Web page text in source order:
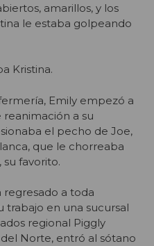
amarillos, y los
le estaba golpeando
Kristina.
Emily empezó a
a su
el pecho de Joe,
que le chorreaba
favorito.
regresado a toda
trabajo en una sucursal
regional Piggly
Norte, entró al sótano